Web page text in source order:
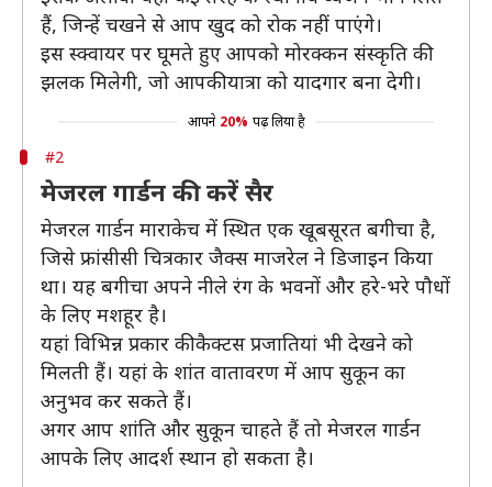
हैं, जिन्हें चखने से आप खुद को रोक नहीं पाएंगे।
इस स्क्वायर पर घूमते हुए आपको मोरक्कन संस्कृति की
झलक मिलेगी, जो आपकी यात्रा को यादगार बना देगी।
आपने 20% पढ़ लिया है
#2
मेजरल गार्डन की करें सैर
मेजरल गार्डन माराकेच में स्थित एक खूबसूरत बगीचा है,
जिसे फ्रांसीसी चित्रकार जैक्स माजरेल ने डिजाइन किया
था। यह बगीचा अपने नीले रंग के भवनों और हरे-भरे पौधों
के लिए मशहूर है।
यहां विभिन्न प्रकार की कैक्टस प्रजातियां भी देखने को
मिलती हैं। यहां के शांत वातावरण में आप सुकून का
अनुभव कर सकते हैं।
अगर आप शांति और सुकून चाहते हैं तो मेजरल गार्डन
आपके लिए आदर्श स्थान हो सकता है।